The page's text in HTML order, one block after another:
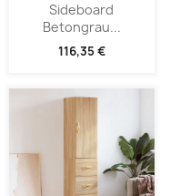
Sideboard
Betongrau...
116,35 €